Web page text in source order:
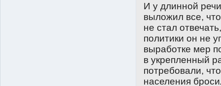
И у длинной
выложил все,
не стал
политики он не
выработке мер
в укрепленный
потребовали,
населения